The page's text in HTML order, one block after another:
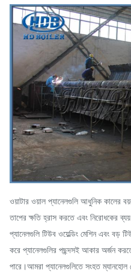
ওয়াটার ওয়াল প্যানেলগুলি আধুনিক কালের
তাপের ক্ষতি হ্রাস করতে এবং নিরোধকের
প্যানেলগুলি টিউব ওয়েল্ডিং মেশিন এবং বড়
করে প্যানেলগুলির পছন্দসই আকার অর্জন
পারে।আমরা প্যানেলগুলিতে সংহত ম্যানহোল